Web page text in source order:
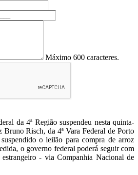
Máximo 600 caracteres.
da 4ª Região suspendeu nesta quinta-
Risch, da 4ª Vara Federal de Porto
o leilão para compra de arroz
o governo federal poderá seguir com
- via Companhia Nacional de